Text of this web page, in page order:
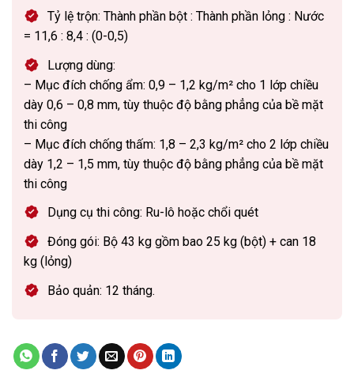
Tỷ lệ trộn: Thành phần bột : Thành phần lỏng : Nước
= 11,6 : 8,4 : (0-0,5)
Lượng dùng:
– Mục đích chống ẩm: 0,9 – 1,2 kg/m² cho 1 lớp chiều
dày 0,6 – 0,8 mm, tùy thuộc độ bằng phẳng của bề mặt
thi công
– Mục đích chống thấm: 1,8 – 2,3 kg/m² cho 2 lớp chiều
dày 1,2 – 1,5 mm, tùy thuộc độ bằng phẳng của bề mặt
thi công
Dụng cụ thi công: Ru-lô hoặc chổi quét
Đóng gói: Bộ 43 kg gồm bao 25 kg (bột) + can 18
kg (lỏng)
Bảo quản: 12 tháng.